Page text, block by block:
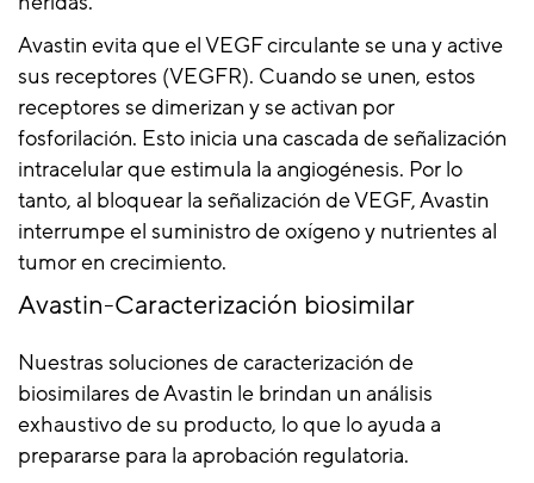
Avastin evita que el VEGF circulante se una y active
sus receptores (VEGFR). Cuando se unen, estos
receptores se dimerizan y se activan por
fosforilación. Esto inicia una cascada de señalización
intracelular que estimula la angiogénesis. Por lo
tanto, al bloquear la señalización de VEGF, Avastin
interrumpe el suministro de oxígeno y nutrientes al
tumor en crecimiento.
Avastin-Caracterización biosimilar
Nuestras soluciones de caracterización de
biosimilares de Avastin le brindan un análisis
exhaustivo de su producto, lo que lo ayuda a
prepararse para la aprobación regulatoria.